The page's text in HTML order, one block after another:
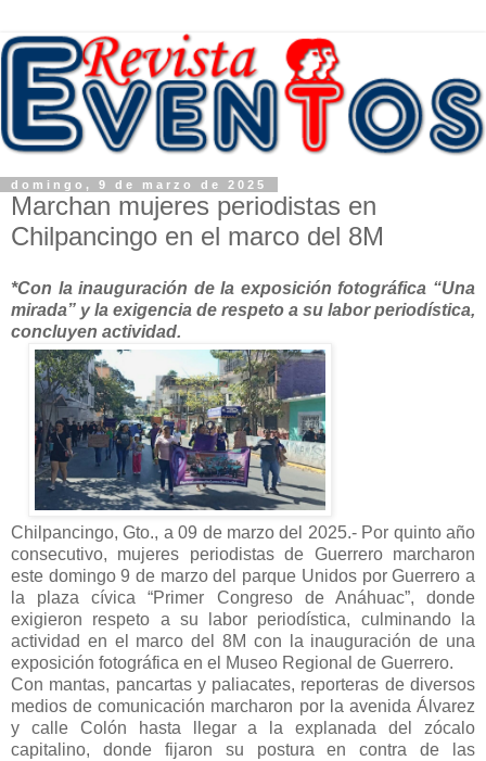
domingo, 9 de marzo de 2025
Marchan mujeres periodistas en
Chilpancingo en el marco del 8M
*Con la inauguración de la exposición fotográfica “Una
mirada” y la exigencia de respeto a su labor periodística,
concluyen actividad.
Chilpancingo, Gto., a 09 de marzo del 2025.- Por quinto año
consecutivo, mujeres periodistas de Guerrero marcharon
este domingo 9 de marzo del parque Unidos por Guerrero a
la plaza cívica “Primer Congreso de Anáhuac”, donde
exigieron respeto a su labor periodística, culminando la
actividad en el marco del 8M con la inauguración de una
exposición fotográfica en el Museo Regional de Guerrero.
Con mantas, pancartas y paliacates, reporteras de diversos
medios de comunicación marcharon por la avenida Álvarez
y calle Colón hasta llegar a la explanada del zócalo
capitalino, donde fijaron su postura en contra de las